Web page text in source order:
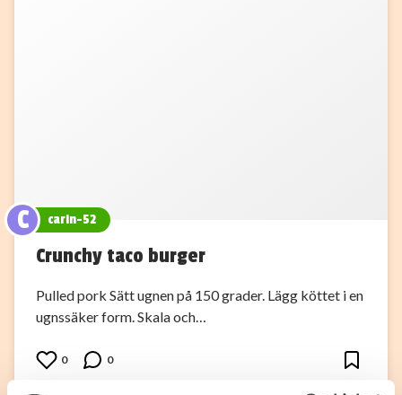
C carin-52
Crunchy taco burger
Pulled pork Sätt ugnen på 150 grader. Lägg köttet i en
ugnssäker form. Skala och…
0 0